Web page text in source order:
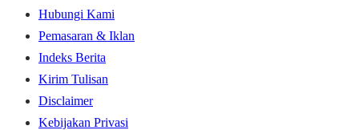
Hubungi Kami
Pemasaran & Iklan
Indeks Berita
Kirim Tulisan
Disclaimer
Kebijakan Privasi